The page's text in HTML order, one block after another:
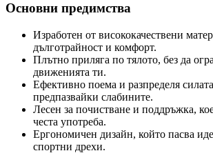
Основни предимства
Изработен от висококачествени
дълготрайност и комфорт.
Плътно приляга по тялото, без да
движенията ти.
Ефективно поема и разпределя
предпазвайки слабините.
Лесен за почистване и поддръжка,
честа употреба.
Ергономичен дизайн, който пасва
спортни дрехи.